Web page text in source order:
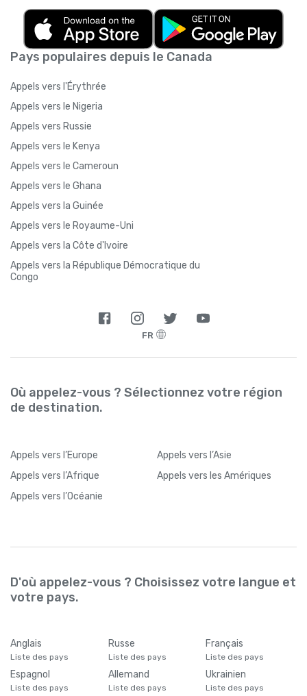
Pays populaires depuis le Canada
Appels vers l'Érythrée
Appels vers le Nigeria
Appels vers Russie
Appels vers le Kenya
Appels vers le Cameroun
Appels vers le Ghana
Appels vers la Guinée
Appels vers le Royaume-Uni
Appels vers la Côte d'Ivoire
Appels vers la République Démocratique du
Congo
FR
Où appelez-vous ? Sélectionnez votre région
de destination.
Appels vers l’Europe Appels vers l’Asie
Appels vers l’Afrique Appels vers les Amériques
Appels vers l’Océanie
D'où appelez-vous ? Choisissez votre langue et
votre pays.
Anglais
Liste des pays
Russe
Liste des pays
Français
Liste des pays
Espagnol
Liste des pays
Allemand
Liste des pays
Ukrainien
Liste des pays